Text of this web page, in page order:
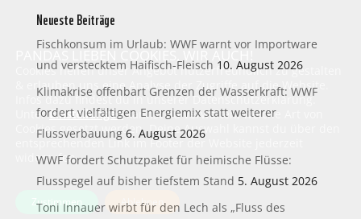
Neueste Beiträge
Fischkonsum im Urlaub: WWF warnt vor Importware
und verstecktem Haifisch-Fleisch 10. August 2026
Klimakrise offenbart Grenzen der Wasserkraft: WWF
fordert vielfältigen Energiemix statt weiterer
Flussverbauung 6. August 2026
WWF fordert Schutzpaket für heimische Flüsse:
Flusspegel auf bisher tiefstem Stand 5. August 2026
Toni Innauer wirbt für den Lech als „Fluss des
Cookies helfen unser Angebot nutzerfreundlich zu gestalten
& erlauben uns eine Analyse der Zugriffe auf die Website.
Infos dazu findest du in unserer Datenschutzerklärung.
UnterEinstellungen kannst du verwalten, welche Art von
Cookies gesetzt werden. Deine Auswahl kannst du über den
entsprechenden Link im Footer der Website jederzeit
widerrufen.
Zustimmen Ablehnen